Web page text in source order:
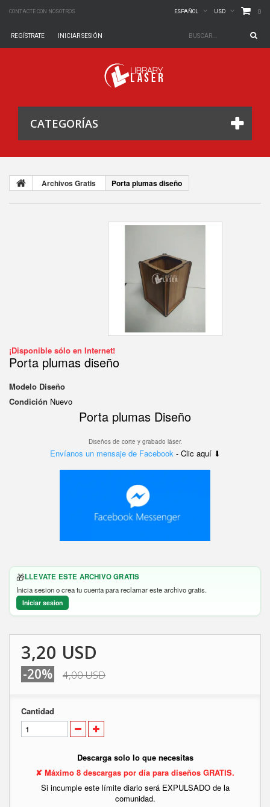
CONTACTE CON NOSOTROS 0
USD
ESPAÑOL
INICIAR SESIÓN
REGÍSTRATE
CATEGORÍAS
Archivos Gratis Porta plumas diseño
¡Disponible sólo en Internet!
Porta plumas diseño
Modelo Diseño
Condición Nuevo
Porta plumas Diseño
Diseños de corte y grabado láser.
Envíanos un mensaje de Facebook - Clic aquí ⬇
🎁LLEVATE ESTE ARCHIVO GRATIS
Inicia sesion o crea tu cuenta para reclamar este archivo gratis.
Iniciar sesion
3,20 USD
-20% 4,00 USD
Cantidad
Descarga solo lo que necesitas
✘ Máximo 8 descargas por día para diseños GRATIS.
Si incumple este límite diario será EXPULSADO de la
comunidad.